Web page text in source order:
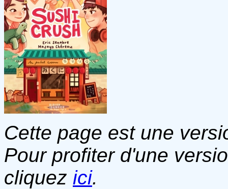
Cette page est une
Pour profiter d'une
cliquez ici.